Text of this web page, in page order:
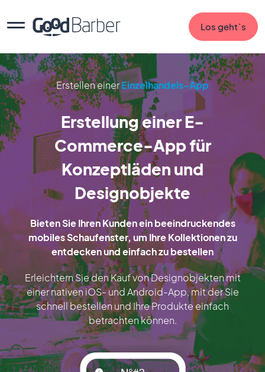
Los geht`s
Erstellen einerEinzelhandels-App
Erstellung einer E-
Commerce-App für
Konzeptläden und
Designobjekte
Bieten Sie Ihren Kunden ein beeindruckendes
mobiles Schaufenster, um Ihre Kollektionen zu
entdecken und einfach zu bestellen
Erleichtern Sie den Kauf von Designobjekten mit
einer nativen iOS- und Android-App, mit der Sie
schnell bestellen und Ihre Produkte einfach
betrachten können.